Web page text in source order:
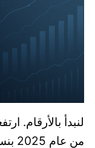
لنبدأ بالأرقام.